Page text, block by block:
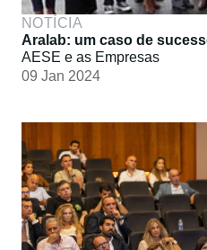
NOTÍCIA
Aralab: um caso de
AESE e as Empresas
09 Jan 2024